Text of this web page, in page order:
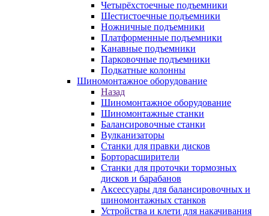
Четырёхстоечные подъемники
Шестистоечные подъемники
Ножничные подъемники
Платформенные подъемники
Канавные подъемники
Парковочные подъемники
Подкатные колонны
Шиномонтажное оборудование
Назад
Шиномонтажное оборудование
Шиномонтажные станки
Балансировочные станки
Вулканизаторы
Станки для правки дисков
Борторасширители
Станки для проточки тормозных
дисков и барабанов
Аксессуары для балансировочных и
шиномонтажных станков
Устройства и клети для накачивания